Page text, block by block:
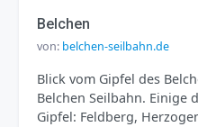
Belchen
von: belchen-seilbahn.de
Blick vom Gipfel des
Belchen Seilbahn. Einige
Gipfel: Feldberg,